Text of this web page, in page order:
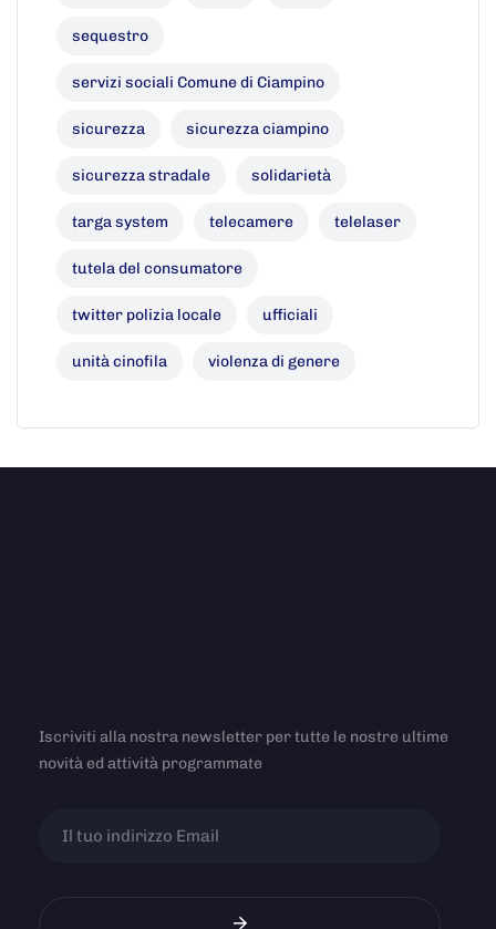
sequestro
servizi sociali Comune di Ciampino
sicurezza sicurezza ciampino
sicurezza stradale solidarietà
targa system telecamere telelaser
tutela del consumatore
twitter polizia locale ufficiali
unità cinofila violenza di genere
Iscriviti alla nostra newsletter per tutte le nostre ultime
novità ed attività programmate